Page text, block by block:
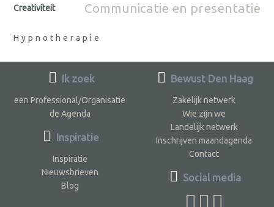
Creativiteit Communicatie en presentatie
Hypnotherapie
Ik zoek
een Professional/Organisatie
de Agenda
Inspiratie
Inspiratie
Nieuwsbrieven
Blog
Bewust Den Haag
Zakelijk netwerk
Wie zijn we
Landelijk netwerk
Inschrijven maandagenda
Contact
Social media